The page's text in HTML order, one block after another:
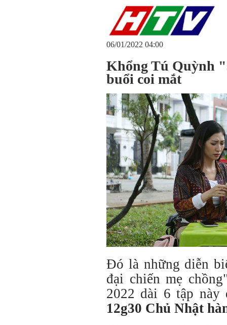
06/01/2022 04:00
Khổng Tú Quỳnh
buổi coi mắt
Đó là những diễn
đại chiến mẹ
2022 dài 6 tập này
12g30 Chủ Nhật